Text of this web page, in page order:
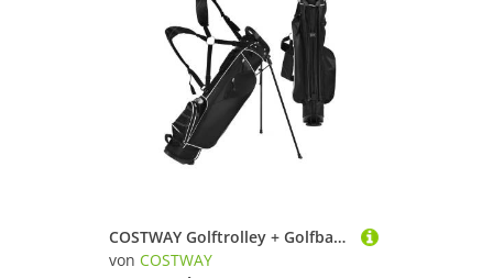
COSTWAY Golftrolley + Golfbag Golfbag, für Max. 4 Schläger, mit Ständer
von COSTWAY